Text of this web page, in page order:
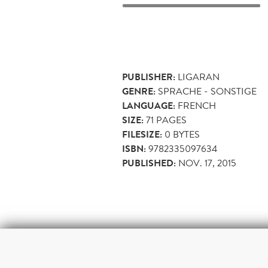
PUBLISHER: LIGARAN
GENRE: SPRACHE - SONSTIGE
LANGUAGE: FRENCH
SIZE:71 PAGES
FILESIZE: 0 BYTES
ISBN:9782335097634
PUBLISHED: NOV. 17, 2015